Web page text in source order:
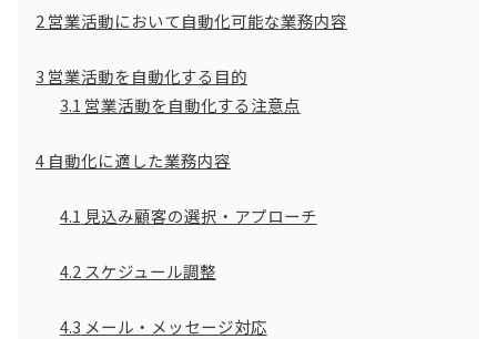
2 営業活動において自動化可能な業務内容
3 営業活動を自動化する目的
3.1 営業活動を自動化する注意点
4 自動化に適した業務内容
4.1 見込み顧客の選択・アプローチ
4.2 スケジュール調整
4.3 メール・メッセージ対応